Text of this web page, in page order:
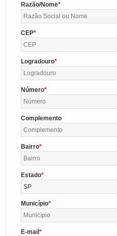
Razão/Nome
CEP
Logradouro
Número
Complemento
Bairro
Estado
SP
Município
E-mail